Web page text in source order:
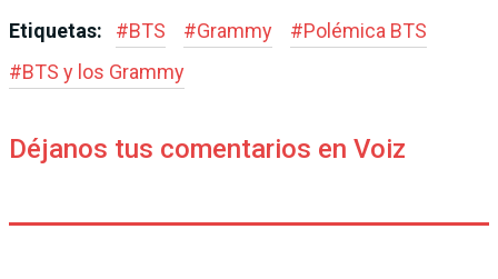
Etiquetas: #BTS #Grammy #Polémica BTS
#BTS y los Grammy
Déjanos tus comentarios en Voiz